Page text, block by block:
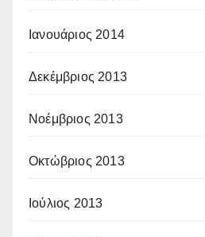
Ιανουάριος 2014
Δεκέμβριος 2013
Νοέμβριος 2013
Οκτώβριος 2013
Ιούλιος 2013